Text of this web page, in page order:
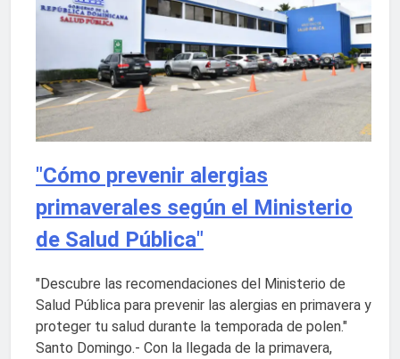
"Cómo prevenir alergias
primaverales según el Ministerio
de Salud Pública"
"Descubre las recomendaciones del Ministerio de
Salud Pública para prevenir las alergias en primavera y
proteger tu salud durante la temporada de polen."
Santo Domingo.- Con la llegada de la primavera,